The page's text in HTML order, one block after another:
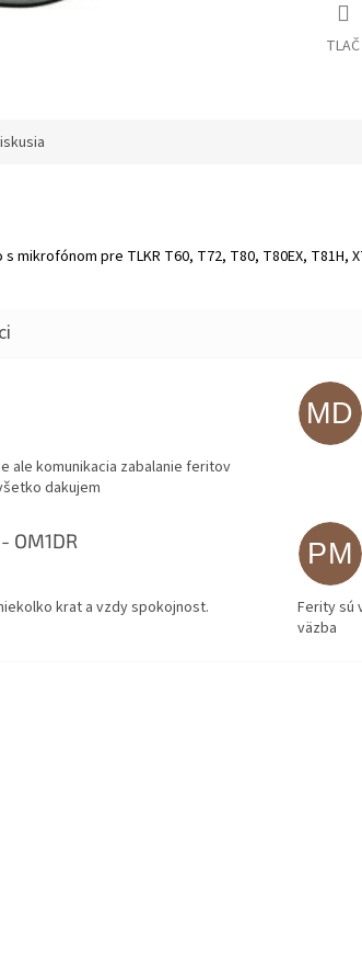
TLAČ
mikrofónom pre TLKR T60, T72, T80, T80EX, T81H,
je 5 z 5 hviezdičiek.
ale komunikacia zabalanie feritov
dakujem
MD
OM1DR
je 5 z 5 hviezdičiek.
krat a vzdy spokojnost.
PM
Ferity sú
väzba